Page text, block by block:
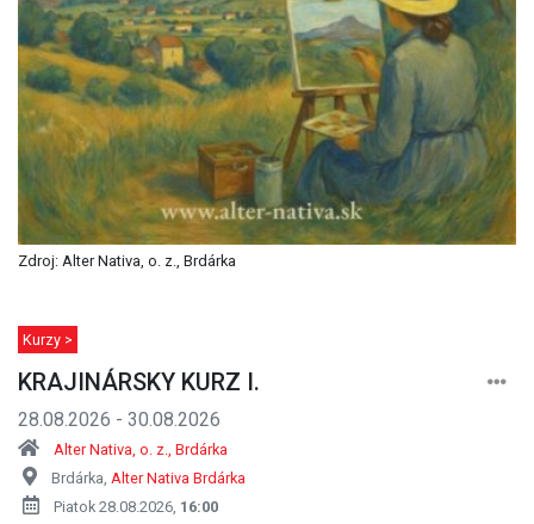
Zdroj: Alter Nativa, o. z., Brdárka
Kurzy >
KRAJINÁRSKY KURZ I.
28.08.2026 - 30.08.2026
Alter Nativa, o. z., Brdárka
Brdárka, Alter Nativa Brdárka
Piatok 28.08.2026, 16:00